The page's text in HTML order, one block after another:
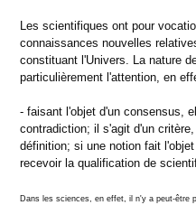
Les scientifiques ont pour
connaissances nouvelles
constituant l'Univers. La nature
particulièrement l'attention, en
- faisant l'objet d'un consensus,
contradiction; il s'agit d'un
définition; si une notion fait
recevoir la qualification de
Dans les sciences, en effet, il n'y a peut-être